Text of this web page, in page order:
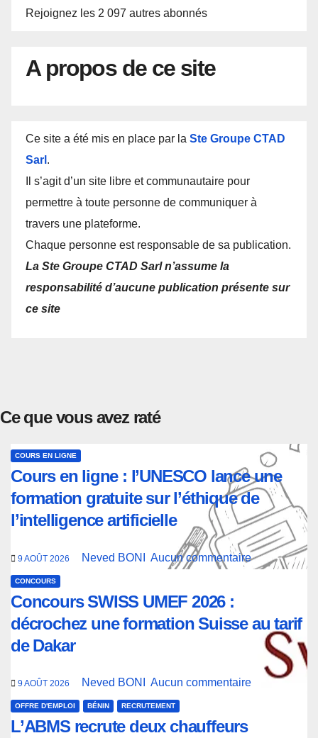
Rejoignez les 2 097 autres abonnés
A propos de ce site
Ce site a été mis en place par la Ste Groupe CTAD
Sarl .
Il s’agit d’un site libre et communautaire pour
permettre à toute personne de communiquer à
travers une plateforme.
Chaque personne est responsable de sa publication.
La Ste Groupe CTAD Sarl n’assume la
responsabilité d’aucune publication présente sur
ce site
Ce que vous avez raté
COURS EN LIGNE
Cours en ligne : l’UNESCO lance une
formation gratuite sur l’éthique de
l’intelligence artificielle
9 AOÛT 2026 Neved BONI Aucun commentaire
CONCOURS
Concours SWISS UMEF 2026 :
décrochez une formation Suisse au tarif
de Dakar
9 AOÛT 2026 Neved BONI Aucun commentaire
OFFRE D'EMPLOI BÉNIN RECRUTEMENT
L’ABMS recrute deux chauffeurs